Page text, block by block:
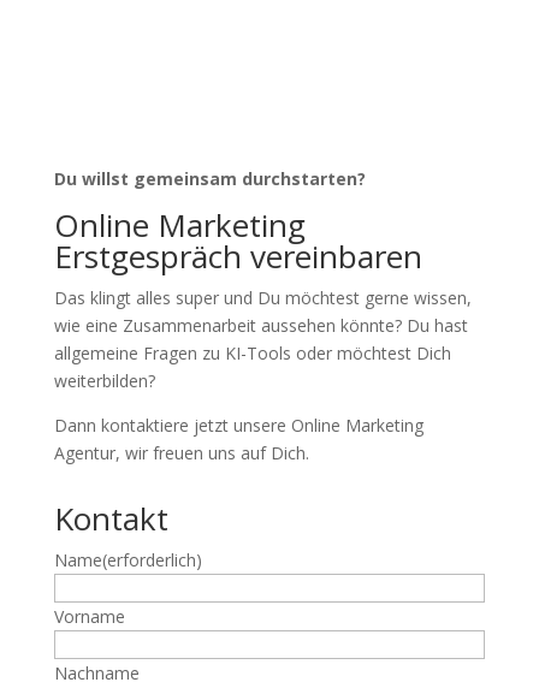
Du willst gemeinsam durchstarten?
Online Marketing
Erstgespräch vereinbaren
Das klingt alles super und Du möchtest gerne wissen,
wie eine Zusammenarbeit aussehen könnte? Du hast
allgemeine Fragen zu KI-Tools oder möchtest Dich
weiterbilden?
Dann kontaktiere jetzt unsere Online Marketing
Agentur, wir freuen uns auf Dich.
Kontakt
Name(erforderlich)
Vorname
Nachname